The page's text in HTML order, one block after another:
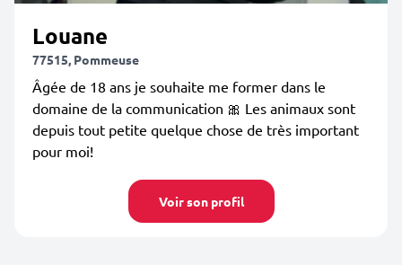
Louane
77515, Pommeuse
Âgée de 18 ans je souhaite me former dans le
domaine de la communication 🎀 Les animaux sont
depuis tout petite quelque chose de très important
pour moi!
Voir son profil